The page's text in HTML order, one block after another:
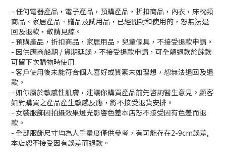
- 任何電器產品，電子產品，預購產品，折扣商品，內衣，床枕類
商品、家居產品、贈品及試用品，已經開封和使用的，恕無法退
回及退款，敬請見諒。
- 預購產品，折扣商品，家居用品，兒童傢具，不接受退款申請。
- 因供應商船期 / 貨期延誤，不接受退款申請，可全額退款於餘款
可留下次購物時使用
- 客戶使用後未能符合個人喜好或質素未如理想，恕無法退回及退
款。
- 如你屬於敏感性肌膚，建議你購買產品前先咨詢醫生意見。顧客
如對購買之產品產生敏感反應，將不接受退貨安排。
- 女裝服飾因拍攝效果燈光影響色差本店恕不接受因有色差而退
款。
- 全部服飾尺寸均為人手量度僅供參考，有可能存在2-9cm誤差,
本店恕不接受因有誤差而退款。